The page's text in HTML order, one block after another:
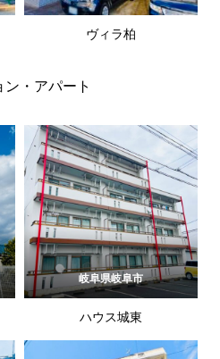
ヴィラ柏
ン・アパート
岐阜県岐阜市
ハウス城東